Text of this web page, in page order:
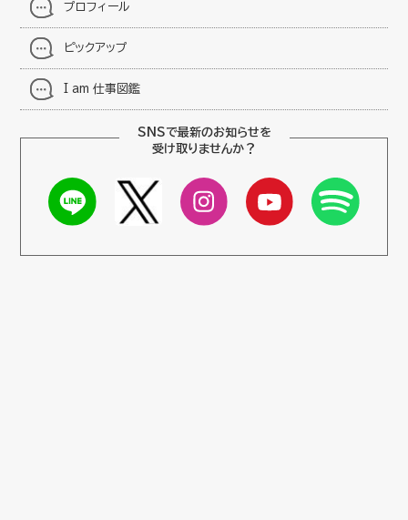
プロフィール
ピックアップ
I am 仕事図鑑
SNSで最新のお知らせを
受け取りませんか？